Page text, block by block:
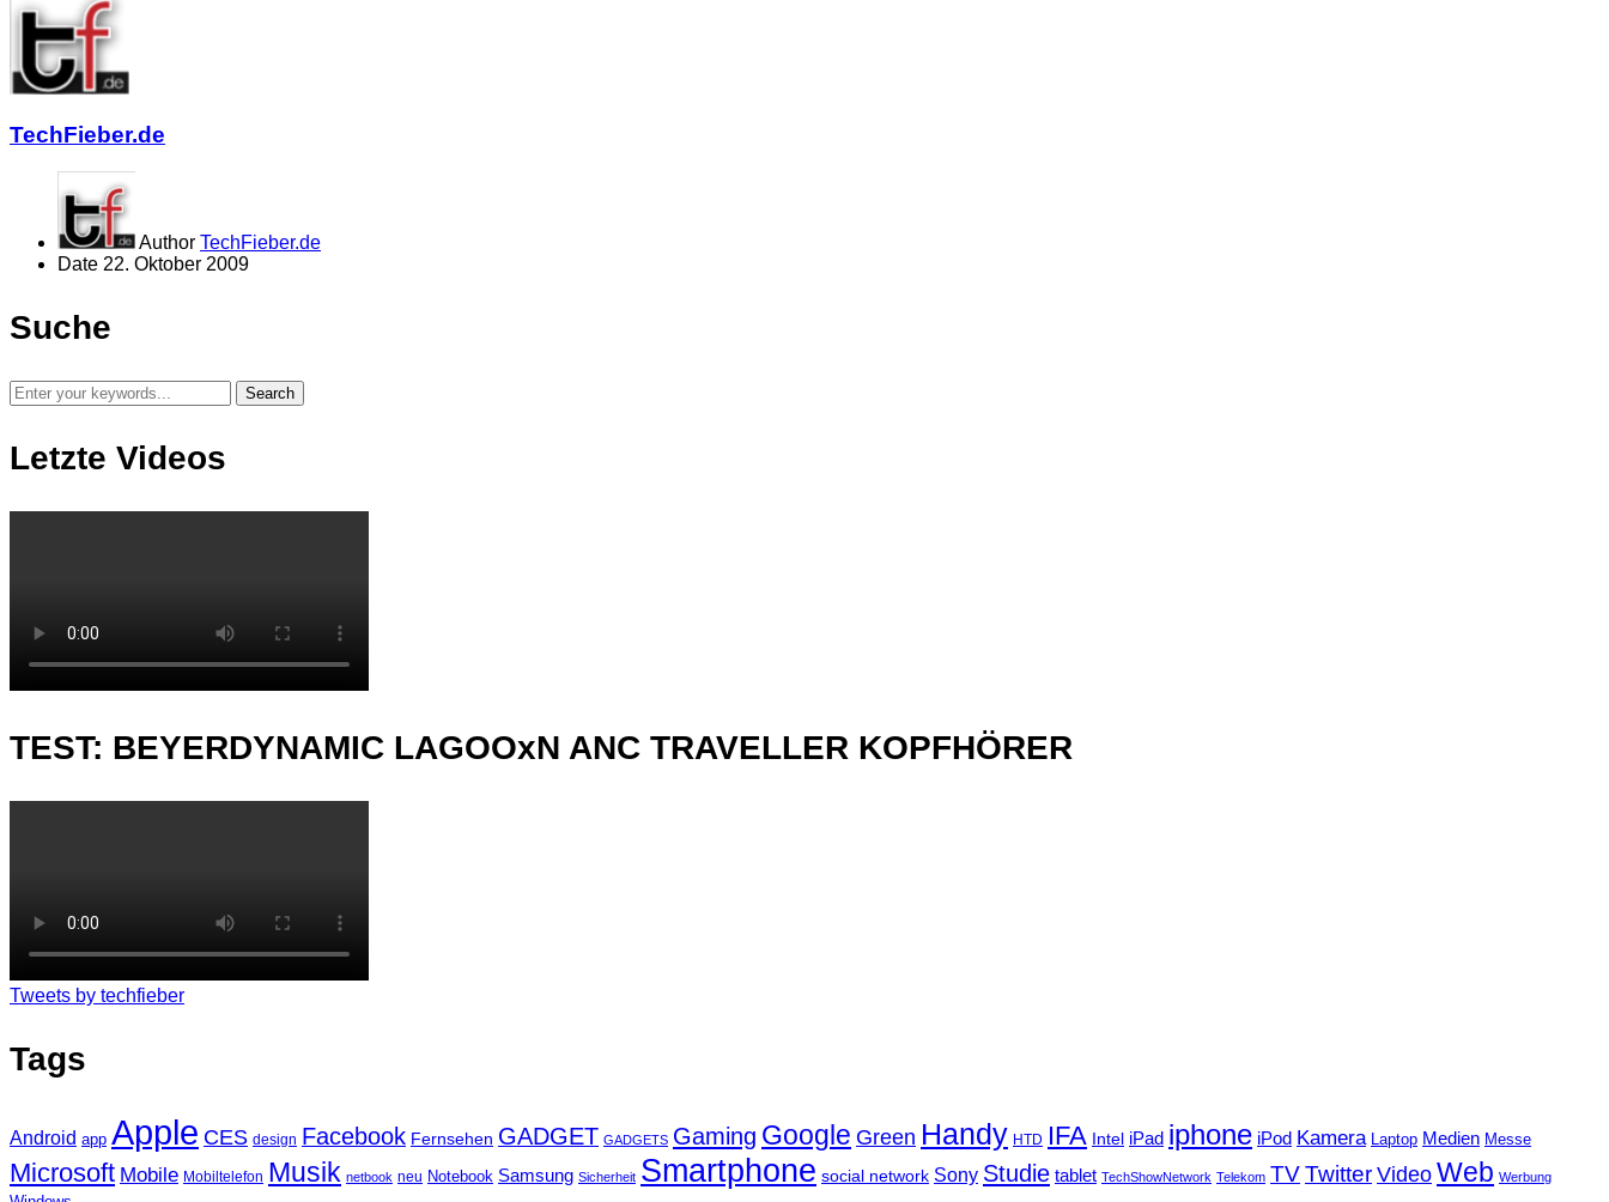
TechFieber.de
Author TechFieber.de
Date 22. Oktober 2009
Suche
Letzte Videos
TEST: BEYERDYNAMIC LAGOOxN ANC TRAVELLER KOPFHÖRER
Tweets by techfieber
Tags
Android app Apple CES design Facebook Fernsehen GADGET GADGETS Gaming Google Green Handy HTD IFA Intel iPad iphone iPod Kamera Laptop Medien Messe
Microsoft Mobile Mobiltelefon Musik netbook neu Notebook Samsung Sicherheit Smartphone social network Sony Studie tablet TechShowNetwork Telekom TVTwitter Video Web Werbung